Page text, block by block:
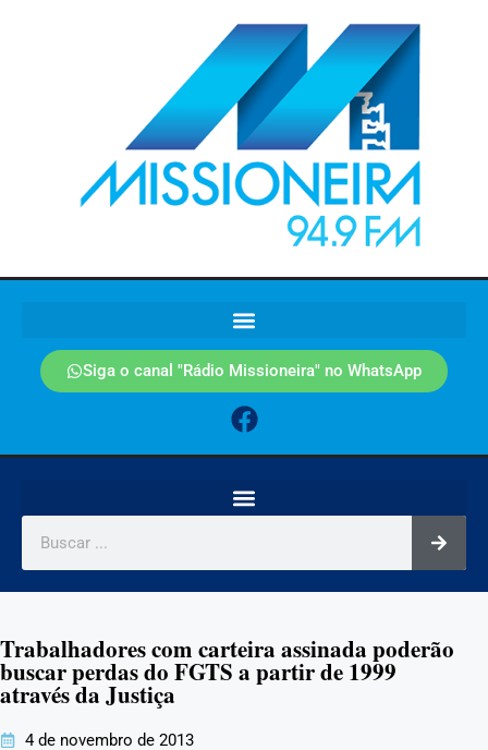
Siga o canal "Rádio Missioneira" no WhatsApp
Trabalhadores com carteira assinada poderão
buscar perdas do FGTS a partir de 1999
através da Justiça
4 de novembro de 2013